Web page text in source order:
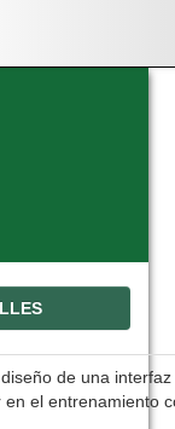
de una
el entrenamiento